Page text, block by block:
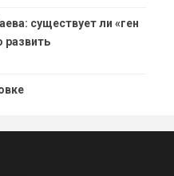
существует ли «ген
развить